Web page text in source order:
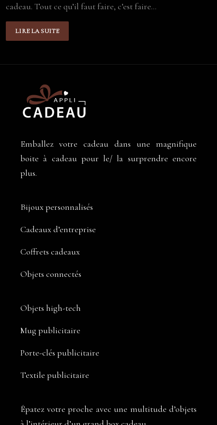
cadeau. Tout ce qu’il faut faire, c’est faire…
LIRE LA SUITE
Emballez votre cadeau dans une magnifique
boite à cadeau pour le/ la surprendre encore
plus.
Bijoux personnalisés
Cadeaux d’entreprise
Coffrets cadeaux
Objets connectés
Objets high-tech
Mug publicitaire
Porte-clés publicitaire
Textile publicitaire
Épatez votre proche avec une multitude d’objets